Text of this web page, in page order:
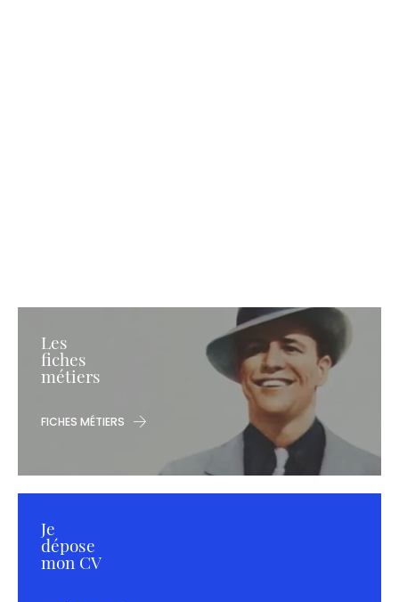
Les
fiches
métiers
FICHES MÉTIERS
Je
dépose
mon CV